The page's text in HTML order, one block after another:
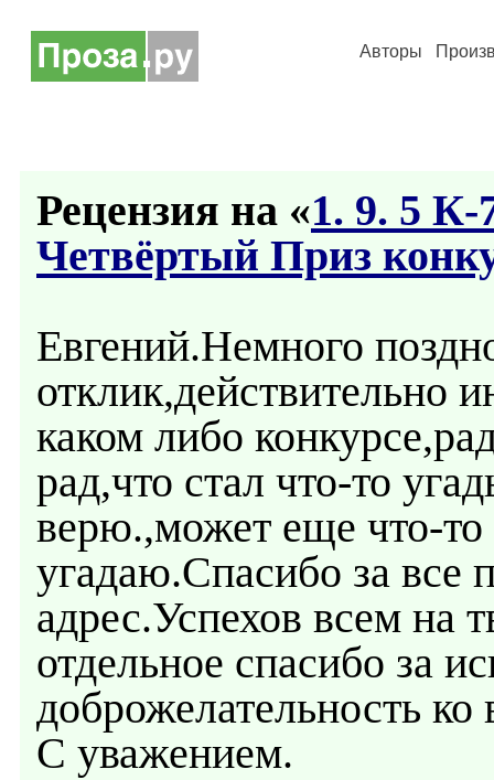
Авторы
Рецензия на «1. 9. 5 К-
Четвёртый Приз
Евгений.Немного
отклик,действительно
каком либо
рад,что стал что-то
верю.,может еще что-то
угадаю.Спасибо за все
адрес.Успехов всем на
отдельное спасибо за
доброжелательность
С уважением.